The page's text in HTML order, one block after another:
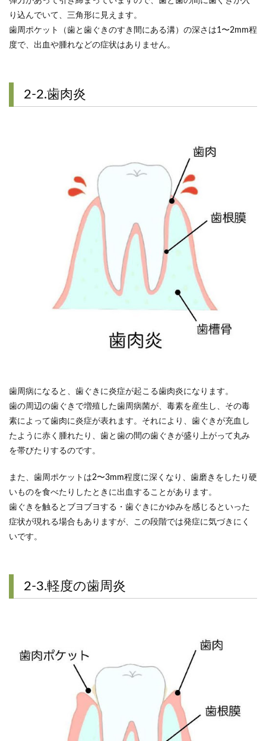
り込んでいて、三角形に見えます。
歯周ポケット（歯と歯ぐきのすき間にある溝）の深さは1〜2mm程
度で、出血や腫れなどの症状はありません。
2-2.歯肉炎
歯周病になると、歯ぐきに炎症が起こる歯肉炎になります。
歯の周辺の歯ぐきで増殖した歯周病菌が、毒素を産生し、その毒
素によって歯肉に炎症が表れます。それにより、歯ぐきが充血し
たように赤く腫れたり、歯と歯の間の歯ぐきが盛り上がって丸み
を帯びたりするのです。
また、歯周ポケットは2〜3mm程度に深くなり、歯磨きをしたり硬
いものを食べたりしたときに出血することがあります。
歯ぐきを触るとブヨブヨする・歯ぐきにかゆみを感じるといった
症状が現れる場合もありますが、この段階では発症に気づきにく
いです。
2-3.軽度の歯周炎